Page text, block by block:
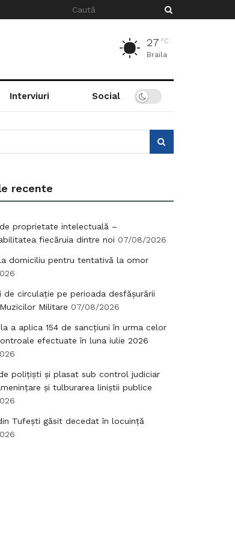
27 °C
Braila
Interviuri Social
recente
proprietate intelectuală –
fiecăruia dintre noi 07/08/2026
domiciliu pentru tentativă la omor
de circulație pe perioada desfășurării
Militare 07/08/2026
a aplica 154 de sancțiuni în urma celor
efectuate în luna iulie 2026
polițiști și plasat sub control judiciar
și tulburarea liniștii publice
Tufești găsit decedat în locuință